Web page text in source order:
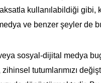
kullanılabildiği gibi,
ve benzer şeyler de
sosyal-dijital medya
tutumlarımızı